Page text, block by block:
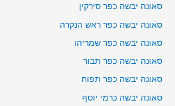
סאונה יבשה כפר סירקין
סאונה יבשה כפר ראש הנקרה
סאונה יבשה כפר שמריהו
סאונה יבשה כפר תבור
סאונה יבשה כפר תפוח
סאונה יבשה כרמי יוסף